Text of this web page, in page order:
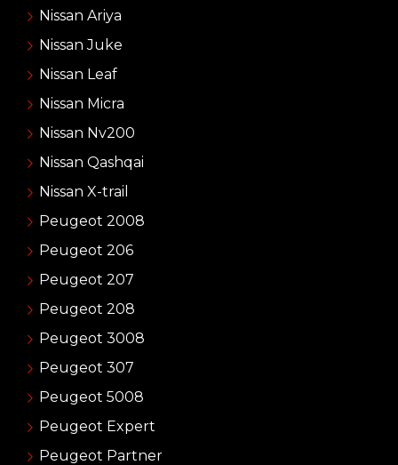
Nissan Ariya
Nissan Juke
Nissan Leaf
Nissan Micra
Nissan Nv200
Nissan Qashqai
Nissan X-trail
Peugeot 2008
Peugeot 206
Peugeot 207
Peugeot 208
Peugeot 3008
Peugeot 307
Peugeot 5008
Peugeot Expert
Peugeot Partner